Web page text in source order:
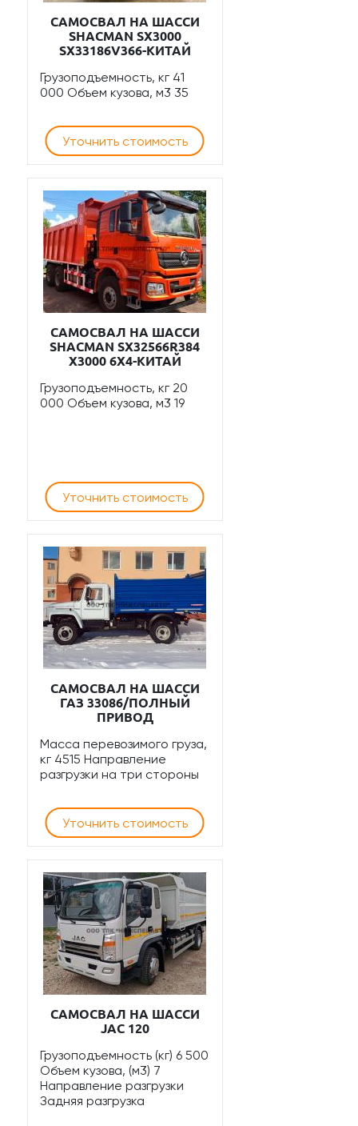
САМОСВАЛ НА ШАССИ
SHACMAN SХ3000
SX33186V366-КИТАЙ
Грузоподъемность, кг 41
000 Объем кузова, м3 35
Уточнить стоимость
САМОСВАЛ НА ШАССИ
SHACMAN SX32566R384
X3000 6Х4-КИТАЙ
Грузоподъемность, кг 20
000 Объем кузова, м3 19
Уточнить стоимость
САМОСВАЛ НА ШАССИ
ГАЗ 33086/ПОЛНЫЙ
ПРИВОД
Масса перевозимого груза,
кг 4515 Направление
разгрузки на три стороны
Уточнить стоимость
САМОСВАЛ НА ШАССИ
JAC 120
Грузоподъемность (кг) 6 500
Объем кузова, (м3) 7
Направление разгрузки
Задняя разгрузка